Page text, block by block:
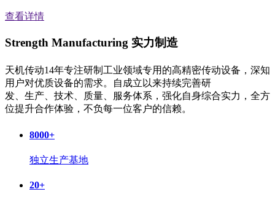
查看详情
Strength Manufacturing 实力制造
天机传动14年专注研制工业领域专用的高精密传动设备，深知
用户对优质设备的需求。自成立以来持续完善研
发、生产、技术、质量、服务体系，强化自身综合实力，全方
位提升合作体验，不负每一位客户的信赖。
8000+
独立生产基地
20+